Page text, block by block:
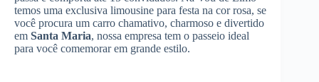
temos uma exclusiva limousine para festa na cor rosa, se
você procura um carro chamativo, charmoso e divertido
em Santa Maria, nossa empresa tem o passeio ideal
para você comemorar em grande estilo.